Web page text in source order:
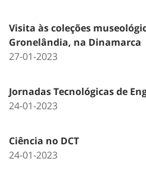
Visita às coleções
Gronelândia, na Dinamarca
27-01-2023
Jornadas Tecnológicas de
24-01-2023
Ciência no DCT
24-01-2023